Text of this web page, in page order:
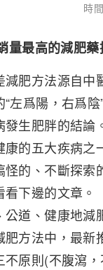
時
量最高的減肥藥
減肥方法源自
左爲陽，右爲
發生肥胖的結
康的五大疾病
怪的、不斷探
看下邊的文章
公道、健康地
方法中，最新
不原則(不腹瀉